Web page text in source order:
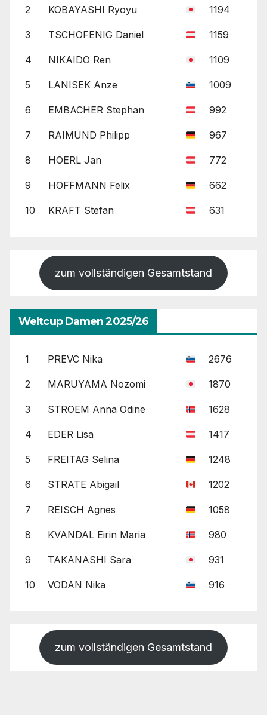
2 KOBAYASHI Ryoyu 1194
3 TSCHOFENIG Daniel 1159
4 NIKAIDO Ren 1109
5 LANISEK Anze 1009
6 EMBACHER Stephan 992
7 RAIMUND Philipp 967
8 HOERL Jan 772
9 HOFFMANN Felix 662
10 KRAFT Stefan 631
zum vollständigen Gesamtstand
Weltcup Damen 2025/26
1 PREVC Nika 2676
2 MARUYAMA Nozomi 1870
3 STROEM Anna Odine 1628
4 EDER Lisa 1417
5 FREITAG Selina 1248
6 STRATE Abigail 1202
7 REISCH Agnes 1058
8 KVANDAL Eirin Maria 980
9 TAKANASHI Sara 931
10 VODAN Nika 916
zum vollständigen Gesamtstand